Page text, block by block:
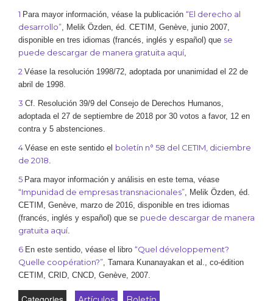
1 Para mayor información, véase la publicación “El derecho al
desarrollo”, Melik Özden, éd. CETIM, Genève, junio 2007,
disponible en tres idiomas (francés, inglés y español) que se
puede descargar de manera gratuita aquí,
2 Véase la resolución 1998/72, adoptada por unanimidad el 22 de
abril de 1998.
3 Cf. Resolución 39/9 del Consejo de Derechos Humanos,
adoptada el 27 de septiembre de 2018 por 30 votos a favor, 12 en
contra y 5 abstenciones.
4 Véase en este sentido el boletín n° 58 del CETIM, diciembre
de 2018.
5 Para mayor información y análisis en este tema, véase
“Impunidad de empresas transnacionales”, Melik Özden, éd.
CETIM, Genève, marzo de 2016, disponible en tres idiomas
(francés, inglés y español) que se puede descargar de manera
gratuita aquí.
6 En este sentido, véase el libro “Quel développement?
Quelle coopération?”, Tamara Kunanayakan et al., co-édition
CETIM, CRID, CNCD, Genève, 2007.